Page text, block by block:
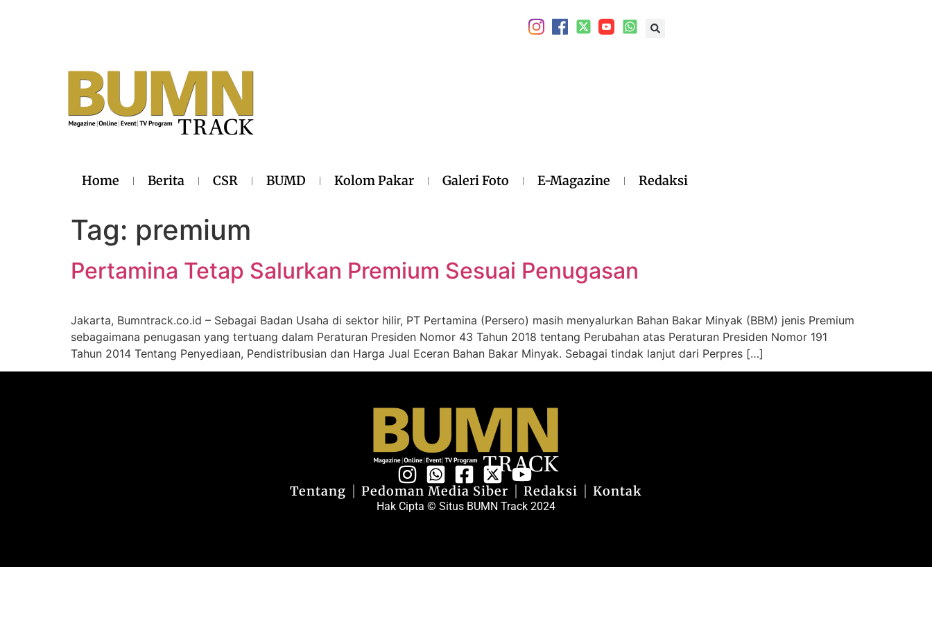
Home Berita CSR BUMD Kolom Pakar Galeri Foto E-Magazine Redaksi
Tag: premium
Pertamina Tetap Salurkan Premium Sesuai Penugasan
Jakarta, Bumntrack.co.id – Sebagai Badan Usaha di sektor hilir, PT Pertamina (Persero) masih menyalurkan Bahan Bakar Minyak (BBM) jenis Premium
sebagaimana penugasan yang tertuang dalam Peraturan Presiden Nomor 43 Tahun 2018 tentang Perubahan atas Peraturan Presiden Nomor 191
Tahun 2014 Tentang Penyediaan, Pendistribusian dan Harga Jual Eceran Bahan Bakar Minyak. Sebagai tindak lanjut dari Perpres […]
Hak Cipta © Situs BUMN Track 2024
Tentang Pedoman Media Siber Redaksi Kontak